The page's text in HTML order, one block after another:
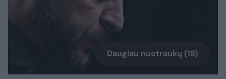
Daugiau nuotraukų (18)